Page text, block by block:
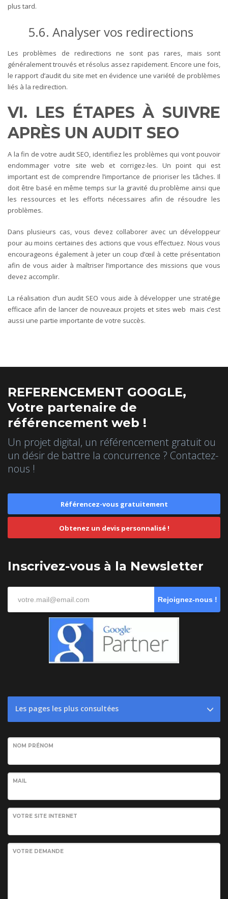
plus tard.
5.6. Analyser vos redirections
Les problèmes de redirections ne sont pas rares, mais sont
généralement trouvés et résolus assez rapidement. Encore une fois,
le rapport d’audit du site met en évidence une variété de problèmes
liés à la redirection.
VI. LES ÉTAPES À SUIVRE
APRÈS UN AUDIT SEO
A la fin de votre audit SEO, identifiez les problèmes qui vont pouvoir
endommager votre site web et corrigez-les. Un point qui est
important est de comprendre l’importance de prioriser les tâches. Il
doit être basé en même temps sur la gravité du problème ainsi que
les ressources et les efforts nécessaires afin de résoudre les
problèmes.
Dans plusieurs cas, vous devez collaborer avec un développeur
pour au moins certaines des actions que vous effectuez. Nous vous
encourageons également à jeter un coup d’œil à cette présentation
afin de vous aider à maîtriser l’importance des missions que vous
devez accomplir.
La réalisation d’un audit SEO vous aide à développer une stratégie
efficace afin de lancer de nouveaux projets et sites web mais c’est
aussi une partie importante de votre succès.
REFERENCEMENT GOOGLE,
Votre partenaire de
référencement web !
Un projet digital, un référencement gratuit ou
un désir de battre la concurrence ? Contactez-
nous !
Référencez-vous gratuitement
Obtenez un devis personnalisé !
Inscrivez-vous à la Newsletter
Rejoignez-nous !
Les pages les plus consultées
NOM PRÉNOM
MAIL
VOTRE SITE INTERNET
VOTRE DEMANDE